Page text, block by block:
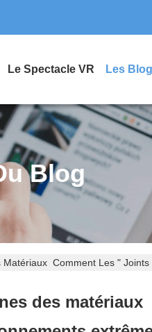
Le Spectacle VR Les
Blog
Comment Les "
des